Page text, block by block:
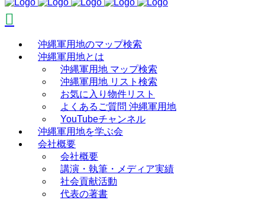
沖縄軍用地のマップ検索
沖縄軍用地とは
沖縄軍用地 マップ検索
沖縄軍用地 リスト検索
お気に入り物件リスト
よくあるご質問 沖縄軍用地
YouTubeチャンネル
沖縄軍用地を学ぶ会
会社概要
会社概要
講演・執筆・メディア実績
社会貢献活動
代表の著書